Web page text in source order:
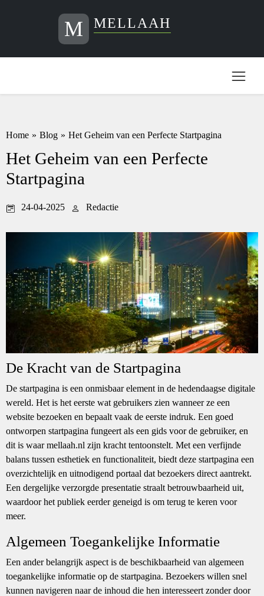
M MELLAAH
Home » Blog » Het Geheim van een Perfecte Startpagina
Het Geheim van een Perfecte
Startpagina
24-04-2025 Redactie
De Kracht van de Startpagina
De startpagina is een onmisbaar element in de hedendaagse digitale
wereld. Het is het eerste wat gebruikers zien wanneer ze een
website bezoeken en bepaalt vaak de eerste indruk. Een goed
ontworpen startpagina fungeert als een gids voor de gebruiker, en
dit is waar mellaah.nl zijn kracht tentoonstelt. Met een verfijnde
balans tussen esthetiek en functionaliteit, biedt deze startpagina een
overzichtelijk en uitnodigend portaal dat bezoekers direct aantrekt.
Een dergelijke verzorgde presentatie straalt betrouwbaarheid uit,
waardoor het publiek eerder geneigd is om terug te keren voor
meer.
Algemeen Toegankelijke Informatie
Een ander belangrijk aspect is de beschikbaarheid van algemeen
toegankelijke informatie op de startpagina. Bezoekers willen snel
kunnen navigeren naar de inhoud die hen interesseert zonder door